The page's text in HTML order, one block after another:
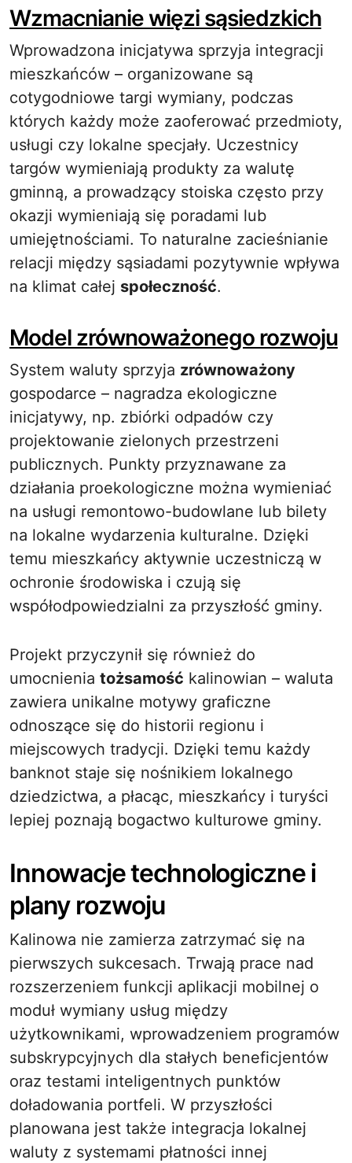
Wzmacnianie więzi sąsiedzkich
Wprowadzona inicjatywa sprzyja integracji
mieszkańców – organizowane są
cotygodniowe targi wymiany, podczas
których każdy może zaoferować przedmioty,
usługi czy lokalne specjały. Uczestnicy
targów wymieniają produkty za walutę
gminną, a prowadzący stoiska często przy
okazji wymieniają się poradami lub
umiejętnościami. To naturalne zacieśnianie
relacji między sąsiadami pozytywnie wpływa
na klimat całej społeczność.
Model zrównoważonego rozwoju
System waluty sprzyja zrównoważony
gospodarce – nagradza ekologiczne
inicjatywy, np. zbiórki odpadów czy
projektowanie zielonych przestrzeni
publicznych. Punkty przyznawane za
działania proekologiczne można wymieniać
na usługi remontowo-budowlane lub bilety
na lokalne wydarzenia kulturalne. Dzięki
temu mieszkańcy aktywnie uczestniczą w
ochronie środowiska i czują się
współodpowiedzialni za przyszłość gminy.
Projekt przyczynił się również do
umocnienia tożsamość kalinowian – waluta
zawiera unikalne motywy graficzne
odnoszące się do historii regionu i
miejscowych tradycji. Dzięki temu każdy
banknot staje się nośnikiem lokalnego
dziedzictwa, a płacąc, mieszkańcy i turyści
lepiej poznają bogactwo kulturowe gminy.
Innowacje technologiczne i
plany rozwoju
Kalinowa nie zamierza zatrzymać się na
pierwszych sukcesach. Trwają prace nad
rozszerzeniem funkcji aplikacji mobilnej o
moduł wymiany usług między
użytkownikami, wprowadzeniem programów
subskrypcyjnych dla stałych beneficjentów
oraz testami inteligentnych punktów
doładowania portfeli. W przyszłości
planowana jest także integracja lokalnej
waluty z systemami płatności innej